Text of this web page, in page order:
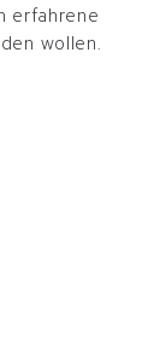
erfahrene
wollen.